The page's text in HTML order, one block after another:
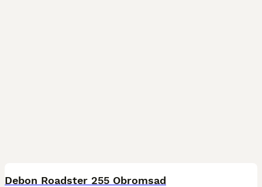
Debon Roadster 255 Obromsad